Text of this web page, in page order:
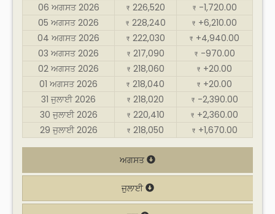
06 ਅਗਸਤ 2026
₹ 226,520 ₹ -1,720.00
05 ਅਗਸਤ 2026
₹ 228,240 ₹ +6,210.00
04 ਅਗਸਤ 2026
₹ 222,030 ₹ +4,940.00
03 ਅਗਸਤ 2026
₹ 217,090 ₹ -970.00
02 ਅਗਸਤ 2026
₹ 218,060 ₹ +20.00
01 ਅਗਸਤ 2026
₹ 218,040 ₹ +20.00
31 ਜੁਲਾਈ 2026
₹ 218,020 ₹ -2,390.00
30 ਜੁਲਾਈ 2026
₹ 220,410 ₹ +2,360.00
29 ਜੁਲਾਈ 2026
₹ 218,050 ₹ +1,670.00
ਅਗਸਤ
ਜੁਲਾਈ